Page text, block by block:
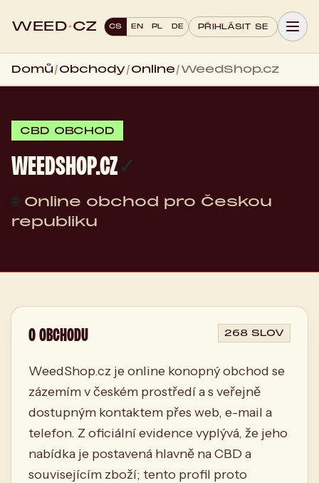
WEED·CZ CS EN PL DE PŘIHLÁSIT SE
Domů/Obchody/Online/WeedShop.cz
CBD OBCHOD
WEEDSHOP.CZ✓
🌐Online obchod pro Českou
republiku
O OBCHODU 268 SLOV
WeedShop.cz je online konopný obchod se
zázemím v českém prostředí a s veřejně
dostupným kontaktem přes web, e-mail a
telefon. Z oficiální evidence vyplývá, že jeho
nabídka je postavená hlavně na CBD a
souvisejícím zboží; tento profil proto